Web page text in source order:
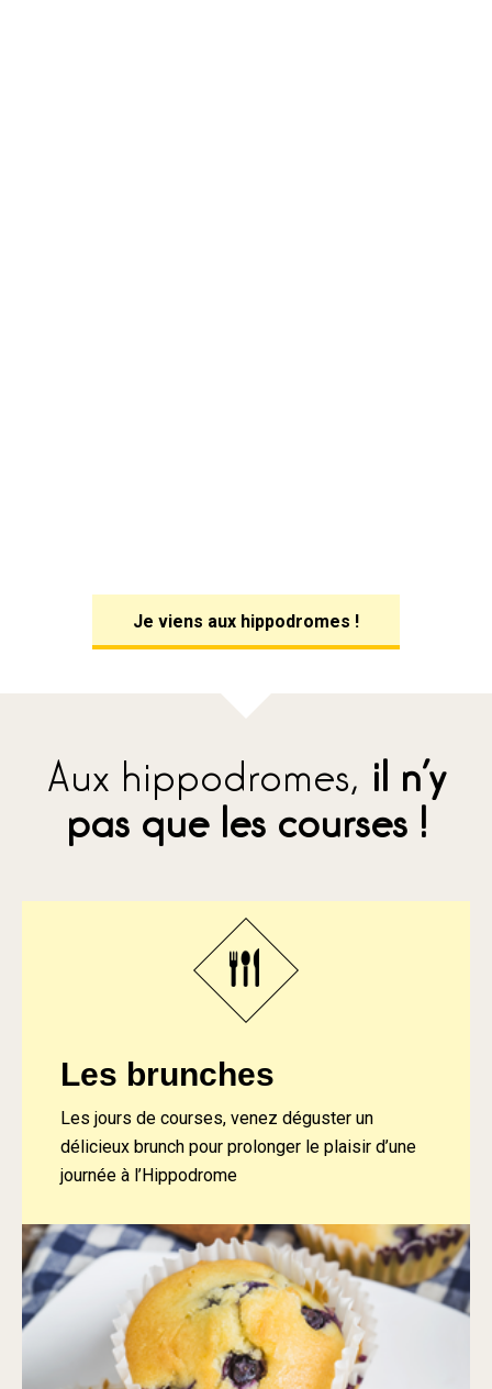
Je viens aux hippodromes !
Aux hippodromes, il n’y
pas que les courses !
Les brunches
Les jours de courses, venez déguster un
délicieux brunch pour prolonger le plaisir d’une
journée à l’Hippodrome